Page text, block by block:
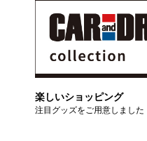
楽しいショッピング
注目グッズをご用意しました